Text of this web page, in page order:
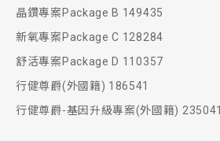
晶鑽專案Package B 149435
新氧專案Package C 128284
舒活專案Package D 110357
行健尊爵(外國籍) 186541
行健尊爵-基因升級專案(外國籍) 235041